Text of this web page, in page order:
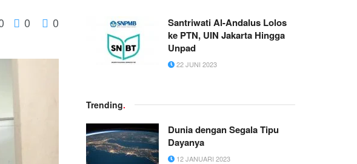
0 0
Santriwati Al-Andalus Lolos
ke PTN, UIN Jakarta Hingga
Unpad
22 JUNI 2023
Trending.
Dunia dengan Segala Tipu
Dayanya
12 JANUARI 2023